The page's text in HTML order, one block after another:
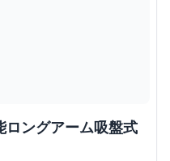
ングアーム吸盤式